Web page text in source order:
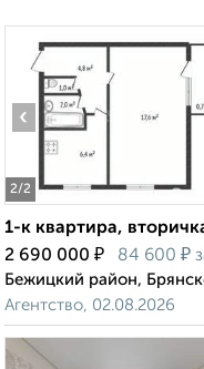
2/2
‹
1-к квартира,
2 690 000 ₽ 84 600 ₽
Бежицкий район,
Агентство, 02.08.2026